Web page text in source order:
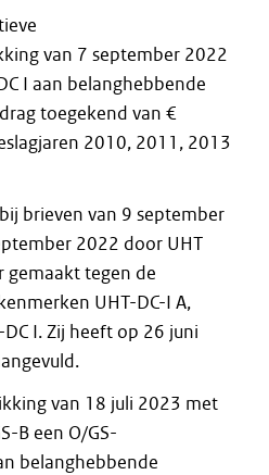
van 7 september 2022
I aan belanghebbende
toegekend van €
2010, 2011, 2013
brieven van 9 september
2022 door UHT
gemaakt tegen de
UHT-DC-I A,
I. Zij heeft op 26 juni
van 18 juli 2023 met
B een O/GS-
belanghebbende